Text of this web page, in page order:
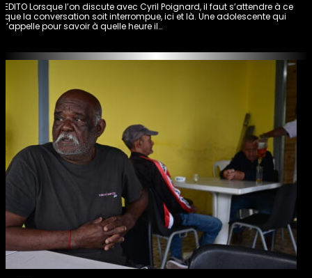
EDITO Lorsque l’on discute avec Cyril Poignard, il faut s’attendre à ce
que la conversation soit interrompue, ici et là. Une adolescente qui
l’appelle pour savoir à quelle heure il…